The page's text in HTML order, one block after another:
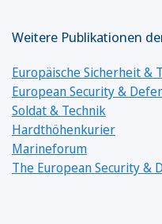
Weitere Publikationen
Europäische Sicherheit &
European Security &
Soldat & Technik
Hardthöhenkurier
Marineforum
The European Security &